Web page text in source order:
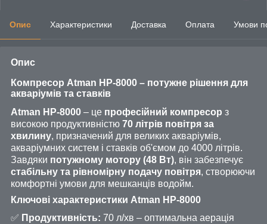
Опис Характеристики Доставка Оплата Умови
Опис
Компресор Atman HP-8000 – потужне рішення для
акваріумів та ставків
Atman HP-8000 – це професійний компресор з
високою продуктивністю 70 літрів повітря за
хвилину, призначений для великих акваріумів,
акваріумних систем і ставків об'ємом до 4000 літрів.
Завдяки потужному мотору (48 Вт), він забезпечує
стабільну та рівномірну подачу повітря, створюючи
комфортні умови для мешканців водойм.
Ключові характеристики Atman HP-8000
✅ Продуктивність: 70 л/хв – оптимальна аерація